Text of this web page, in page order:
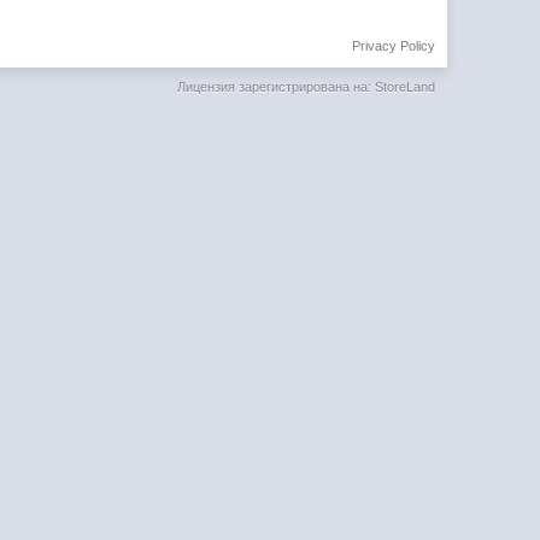
Privacy Policy
Лицензия зарегистрирована на: StoreLand